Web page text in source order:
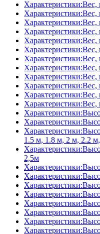
Характеристики:Вес,
Характеристики:Вес,
Характеристики:Вес,
Характеристики:Вес,
Характеристики:Вес,
Характеристики:Вес,
Характеристики:Вес,
Характеристики:Вес,
Характеристики:Вес,
Характеристики:Вес,
Характеристики:Вес,
Характеристики:Вес,
1.5 м, 1.8 м, 2 м, 2.2
2,5м